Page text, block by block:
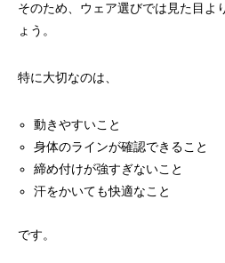
そのため、ウェア選びでは見た目よ
ょう。
特に大切なのは、
動きやすいこと
身体のラインが確認できること
締め付けが強すぎないこと
汗をかいても快適なこと
です。